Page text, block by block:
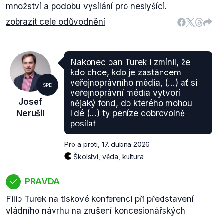
množství a podobu vysílání pro neslyšící.
zobrazit celé odůvodnění
SPD
Josef
Nerušil
Nakonec pan Turek i zmínil, že
kdo chce, kdo je zastáncem
veřejnoprávního média, (...) ať si
veřejnoprávní média vytvoří
nějaký fond, do kterého mohou
lidé (...) ty peníze dobrovolně
posílat.
Pro a proti 17. dubna 2026
Školství, věda, kultura
PRAVDA
Filip Turek na tiskové konferenci při představení
vládního návrhu na zrušení koncesionářských